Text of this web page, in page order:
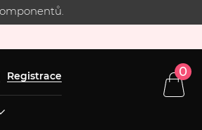
Registrace 0